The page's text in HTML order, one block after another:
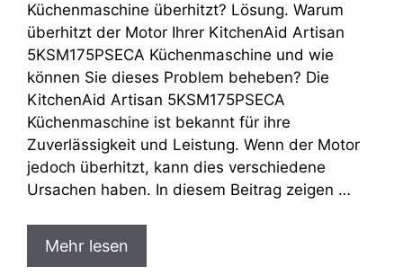
Küchenmaschine überhitzt? Lösung. Warum
überhitzt der Motor Ihrer KitchenAid Artisan
5KSM175PSECA Küchenmaschine und wie
können Sie dieses Problem beheben? Die
KitchenAid Artisan 5KSM175PSECA
Küchenmaschine ist bekannt für ihre
Zuverlässigkeit und Leistung. Wenn der Motor
jedoch überhitzt, kann dies verschiedene
Ursachen haben. In diesem Beitrag zeigen …
Mehr lesen